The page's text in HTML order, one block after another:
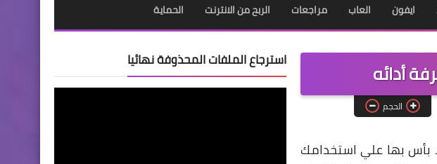
ايفون العاب مراجعات الربح من الانترنت الحماية
الحجم
بأس بها علي استخدامك
استرجاع الملفات المحذوفة نهائيا